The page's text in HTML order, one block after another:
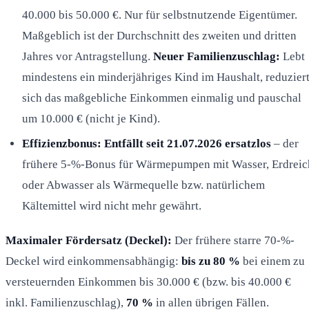
40.000 bis 50.000 €. Nur für selbstnutzende Eigentümer.
Maßgeblich ist der Durchschnitt des zweiten und dritten
Jahres vor Antragstellung. Neuer Familienzuschlag: Lebt
mindestens ein minderjähriges Kind im Haushalt, reduziert
sich das maßgebliche Einkommen einmalig und pauschal
um 10.000 € (nicht je Kind).
Effizienzbonus: Entfällt seit 21.07.2026 ersatzlos – der
frühere 5-%-Bonus für Wärmepumpen mit Wasser,
oder Abwasser als Wärmequelle bzw. natürlichem
Kältemittel wird nicht mehr gewährt.
Maximaler Fördersatz (Deckel): Der frühere starre 70-%-
Deckel wird einkommensabhängig: bis zu 80 % bei einem zu
versteuernden Einkommen bis 30.000 € (bzw. bis 40.000 €
inkl. Familienzuschlag), 70 % in allen übrigen Fällen.